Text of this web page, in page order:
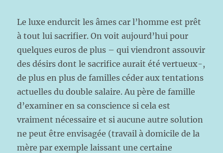
Le luxe endurcit les âmes car l’homme est prêt
à tout lui sacrifier. On voit aujourd’hui pour
quelques euros de plus – qui viendront assouvir
des désirs dont le sacrifice aurait été vertueux-,
de plus en plus de familles céder aux tentations
actuelles du double salaire. Au père de famille
d’examiner en sa conscience si cela est
vraiment nécessaire et si aucune autre solution
ne peut être envisagée (travail à domicile de la
mère par exemple laissant une certaine